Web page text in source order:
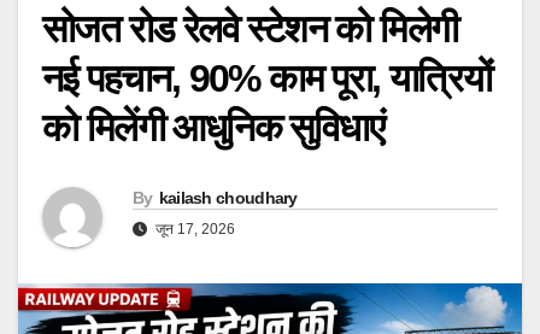
सोजत रोड रेलवे स्टेशन को मिलेगी
नई पहचान, 90% काम पूरा, यात्रियों
को मिलेंगी आधुनिक सुविधाएं
By kailash choudhary
जून 17, 2026